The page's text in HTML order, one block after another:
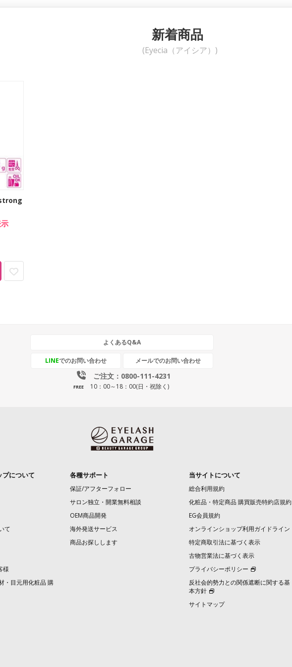
新着商品
(Eyecia（アイシア）)
よくあるQ&A
LINEでのお問い合わせ メールでのお問い合わせ
ご注文：0800-111-4231
FREE 10：00～18：00(日・祝除く)
プについて
て
様
・目元用化粧品 購
各種サポート
保証/アフターフォロー
サロン独立・開業無料相談
OEM商品開発
海外発送サービス
商品お探しします
当サイトについて
総合利用規約
化粧品・特定商品 購買販売特約店規約
EG会員規約
オンラインショップ利用ガイドライン
特定商取引法に基づく表示
古物営業法に基づく表示
プライバシーポリシー
反社会的勢力との関係遮断に関する基
本方針
サイトマップ